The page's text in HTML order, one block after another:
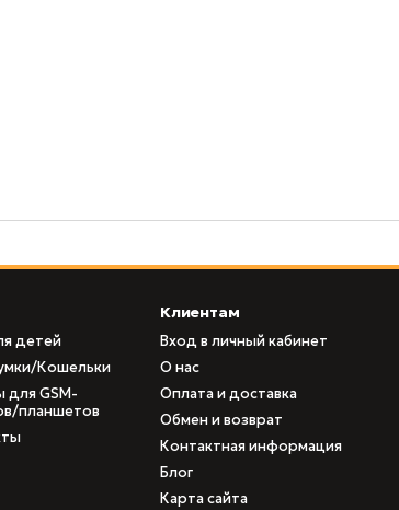
детей
Кошельки
для GSM-
планшетов
Клиентам
Вход в личный кабинет
О нас
Оплата и доставка
Обмен и возврат
Контактная информация
Блог
Карта сайта